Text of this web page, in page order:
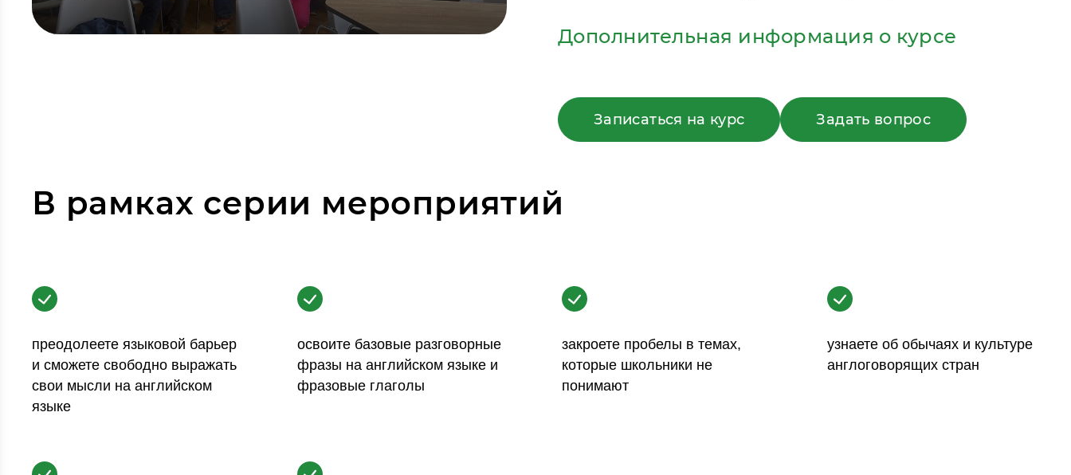
Дополнительная информация о курсе
Записаться на курс Задать вопрос
В рамках серии мероприятий
преодолеете языковой барьер
и сможете свободно выражать
свои мысли на английском
языке
освоите базовые разговорные
фразы на английском языке и
фразовые глаголы
закроете пробелы в темах,
которые школьники не
понимают
узнаете об обычаях и культуре
англоговорящих стран